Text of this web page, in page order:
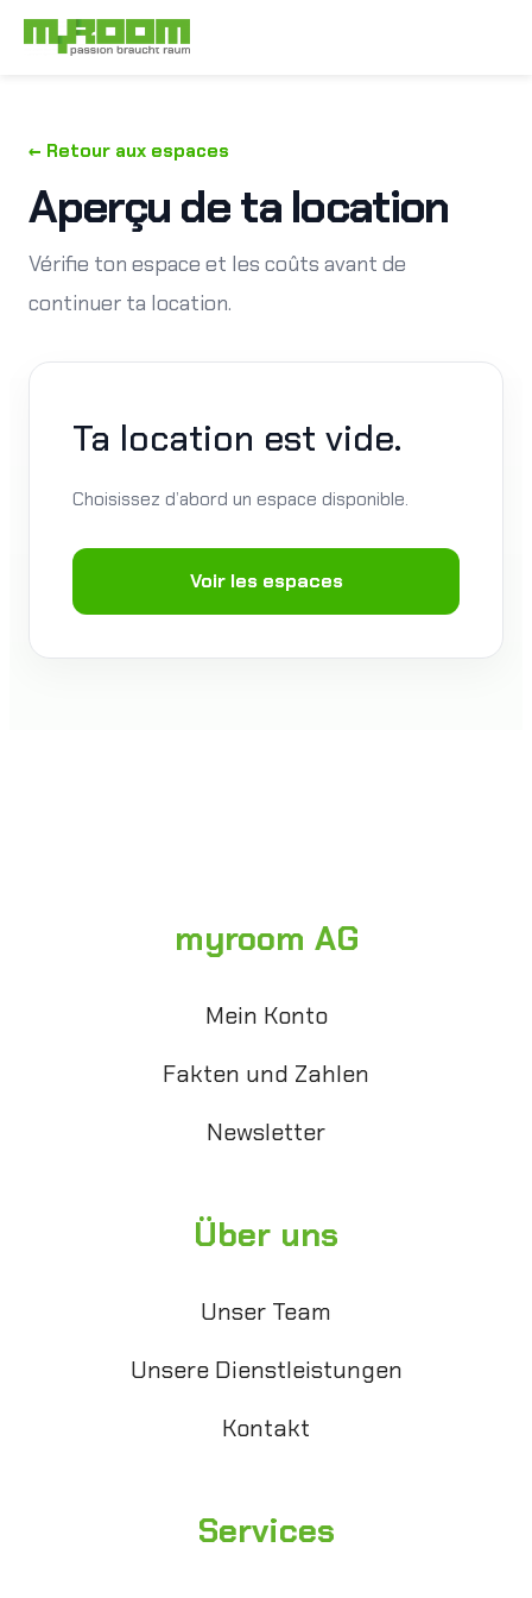
Aller
← Retour aux espaces
Aperçu de ta location
Vérifie ton espace et les coûts avant de
continuer ta location.
Ta location est vide.
Choisissez d’abord un espace disponible.
Voir les espaces
myroom AG
Mein Konto
Fakten und Zahlen
Newsletter
Über uns
Unser Team
Unsere Dienstleistungen
Kontakt
Services